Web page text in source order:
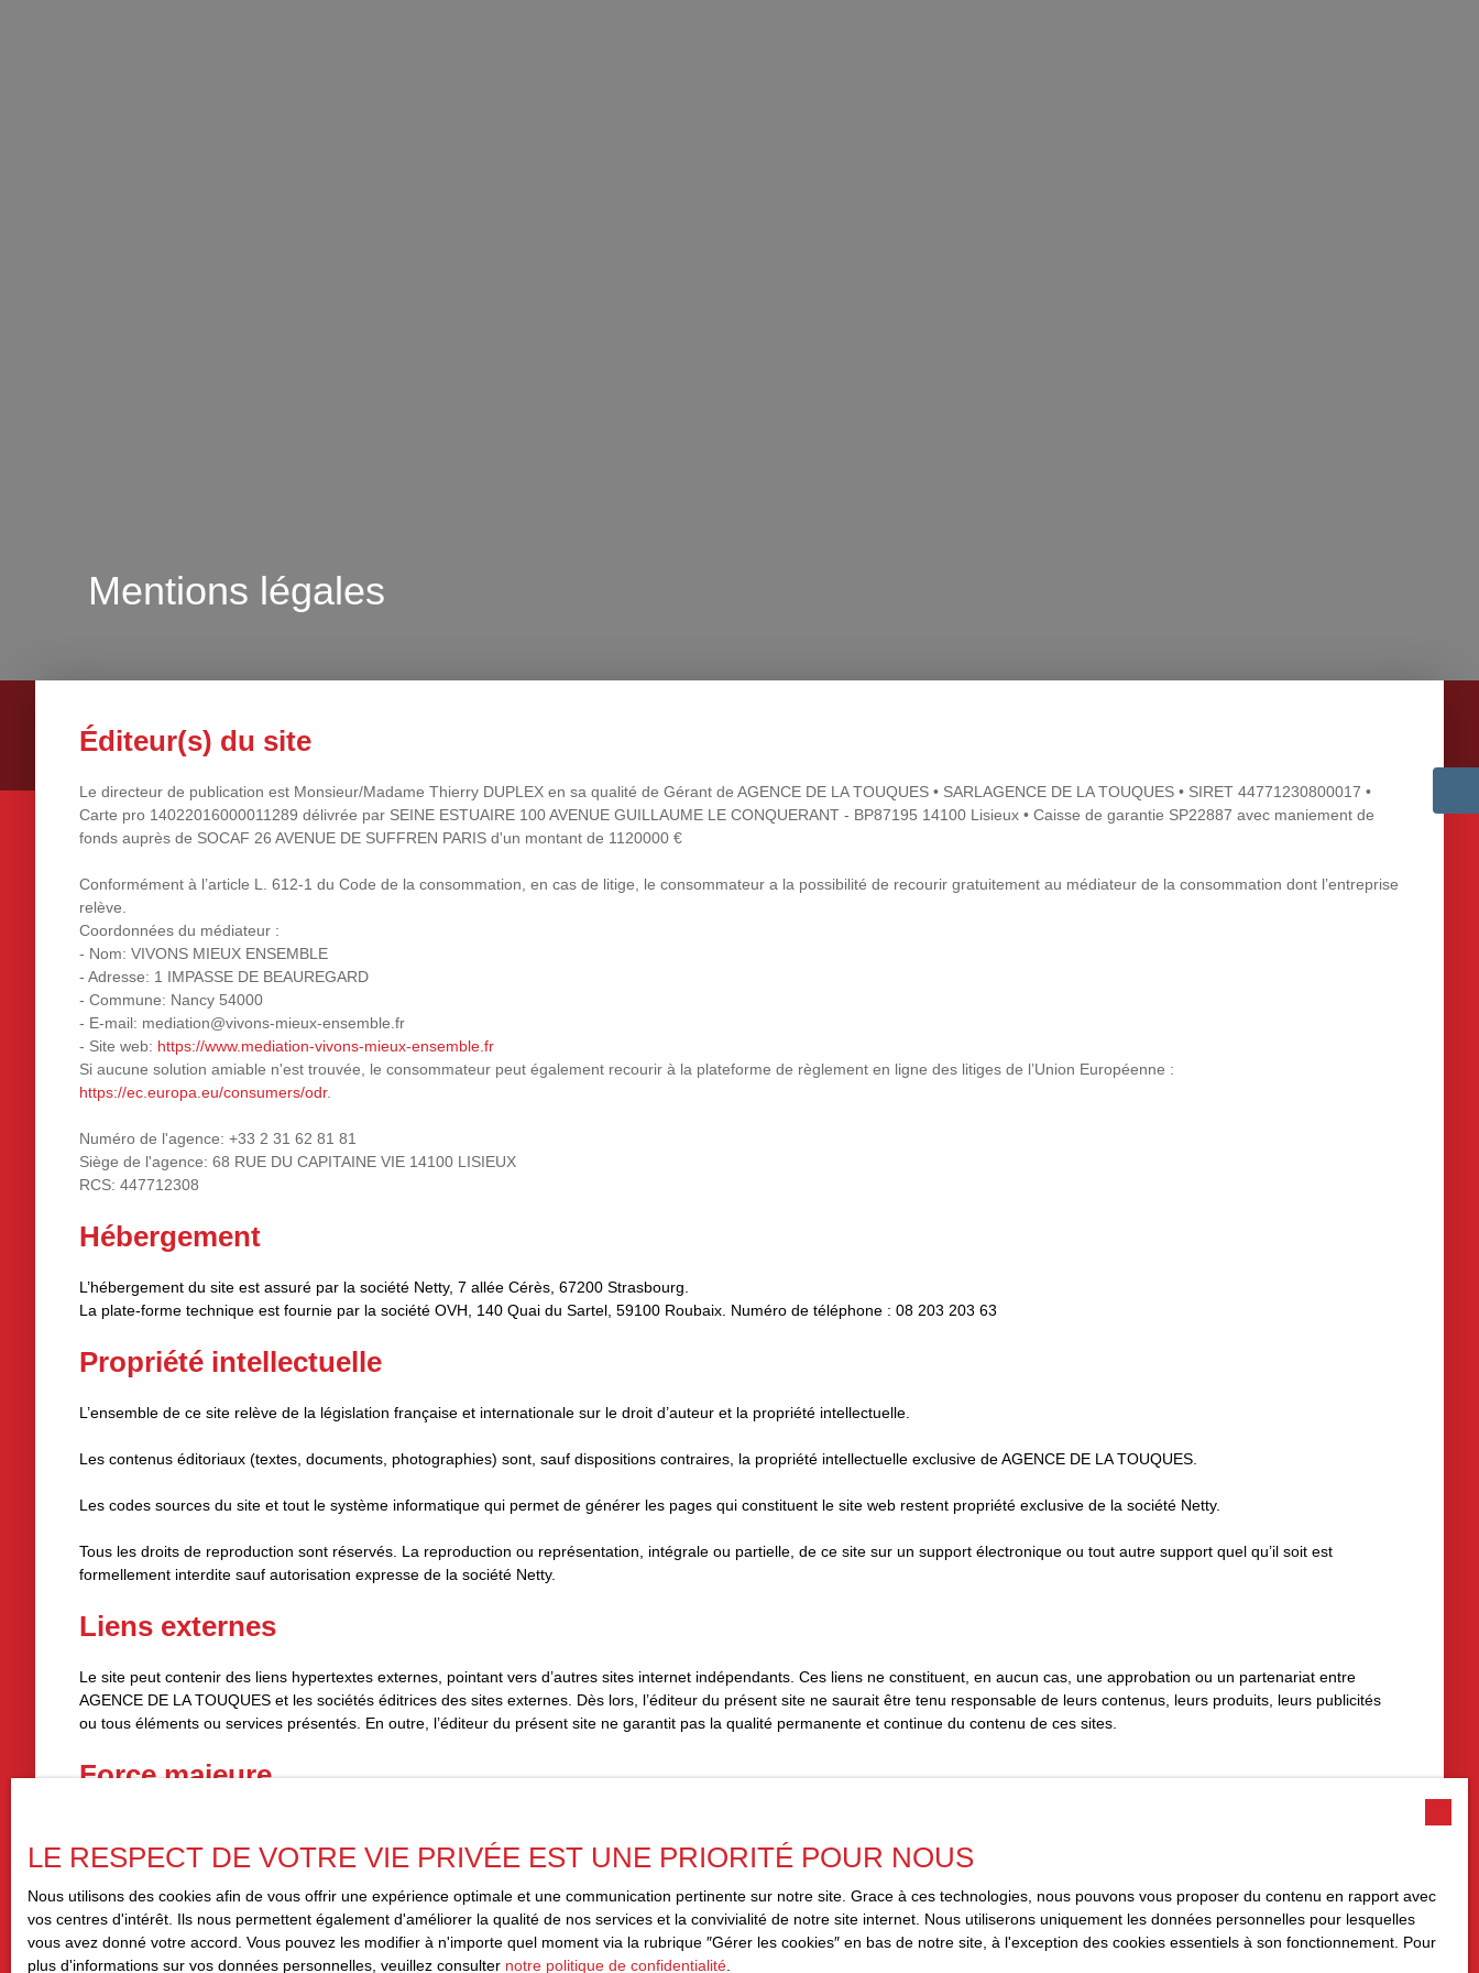
Mentions légales
Éditeur(s) du site
Le directeur de publication est Monsieur/Madame Thierry DUPLEX en sa qualité de Gérant de AGENCE DE LA TOUQUES • SARLAGENCE DE LA TOUQUES • SIRET 44771230800017 •
Carte pro 14022016000011289 délivrée par SEINE ESTUAIRE 100 AVENUE GUILLAUME LE CONQUERANT - BP87195 14100 Lisieux • Caisse de garantie SP22887 avec maniement de
fonds auprès de SOCAF 26 AVENUE DE SUFFREN PARIS d'un montant de 1120000 €
Conformément à l’article L. 612-1 du Code de la consommation, en cas de litige, le consommateur a la possibilité de recourir gratuitement au médiateur de la consommation dont l’entreprise
relève.
Coordonnées du médiateur :
- Nom: VIVONS MIEUX ENSEMBLE
- Adresse: 1 IMPASSE DE BEAUREGARD
- Commune: Nancy 54000
- E-mail: mediation@vivons-mieux-ensemble.fr
- Site web: https://www.mediation-vivons-mieux-ensemble.fr
Si aucune solution amiable n'est trouvée, le consommateur peut également recourir à la plateforme de règlement en ligne des litiges de l’Union Européenne :
https://ec.europa.eu/consumers/odr.
Numéro de l'agence: +33 2 31 62 81 81
Siège de l'agence: 68 RUE DU CAPITAINE VIE 14100 LISIEUX
RCS: 447712308
Hébergement
L’hébergement du site est assuré par la société Netty, 7 allée Cérès, 67200 Strasbourg.
La plate-forme technique est fournie par la société OVH, 140 Quai du Sartel, 59100 Roubaix. Numéro de téléphone : 08 203 203 63
Propriété intellectuelle
L’ensemble de ce site relève de la législation française et internationale sur le droit d’auteur et la propriété intellectuelle.
Les contenus éditoriaux (textes, documents, photographies) sont, sauf dispositions contraires, la propriété intellectuelle exclusive de AGENCE DE LA TOUQUES.
Les codes sources du site et tout le système informatique qui permet de générer les pages qui constituent le site web restent propriété exclusive de la société Netty.
Tous les droits de reproduction sont réservés. La reproduction ou représentation, intégrale ou partielle, de ce site sur un support électronique ou tout autre support quel qu’il soit est
formellement interdite sauf autorisation expresse de la société Netty.
Liens externes
Le site peut contenir des liens hypertextes externes, pointant vers d’autres sites internet indépendants. Ces liens ne constituent, en aucun cas, une approbation ou un partenariat entre
AGENCE DE LA TOUQUES et les sociétés éditrices des sites externes. Dès lors, l’éditeur du présent site ne saurait être tenu responsable de leurs contenus, leurs produits, leurs publicités
ou tous éléments ou services présentés. En outre, l’éditeur du présent site ne garantit pas la qualité permanente et continue du contenu de ces sites.
Force majeure
Modifications des mentions légales
L’éditeur se réserve le droit de modifier, librement et à tout moment, les mentions légales du site. L’utilisation du site constitue l’acceptation des mentions légales en vigueur.
LE RESPECT DE VOTRE VIE PRIVÉE EST UNE PRIORITÉ POUR NOUS
Nous utilisons des cookies afin de vous offrir une expérience optimale et une communication pertinente sur notre site. Grace à ces technologies, nous pouvons vous proposer du contenu en rapport avec
vos centres d'intérêt. Ils nous permettent également d'améliorer la qualité de nos services et la convivialité de notre site internet. Nous utiliserons uniquement les données personnelles pour lesquelles
vous avez donné votre accord. Vous pouvez les modifier à n'importe quel moment via la rubrique ″Gérer les cookies″ en bas de notre site, à l'exception des cookies essentiels à son fonctionnement. Pour
plus d'informations sur vos données personnelles, veuillez consulter notre politique de confidentialité